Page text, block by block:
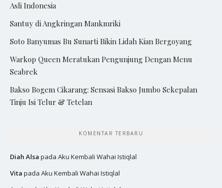
Asli Indonesia
Santuy di Angkringan Mankmriki
Soto Banyumas Bu Sunarti Bikin Lidah Kian Bergoyang
Warkop Queen Meratukan Pengunjung Dengan Menu
Seabrek
Bakso Bogem Cikarang: Sensasi Bakso Jumbo Sekepalan
Tinju Isi Telur & Tetelan
KOMENTAR TERBARU
Diah Alsa pada Aku Kembali Wahai Istiqlal
Vita pada Aku Kembali Wahai Istiqlal